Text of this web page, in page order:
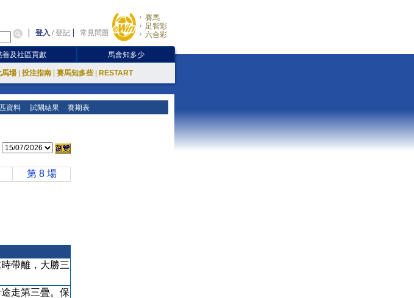
登入 /登記 常見問題
賽馬
足智彩
六合彩
善及社區貢獻 馬會知多少
馬場 投注指南 賽馬知多些 RESTART
資料 試閘結果 賽期表
第 8 場
帶離，大勝三
走第三疊。保